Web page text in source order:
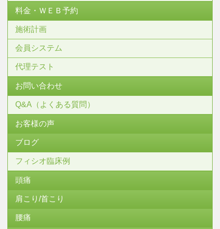
料金・ＷＥＢ予約
施術計画
会員システム
代理テスト
お問い合わせ
Q&A（よくある質問）
お客様の声
ブログ
フィシオ臨床例
頭痛
肩こり/首こり
腰痛